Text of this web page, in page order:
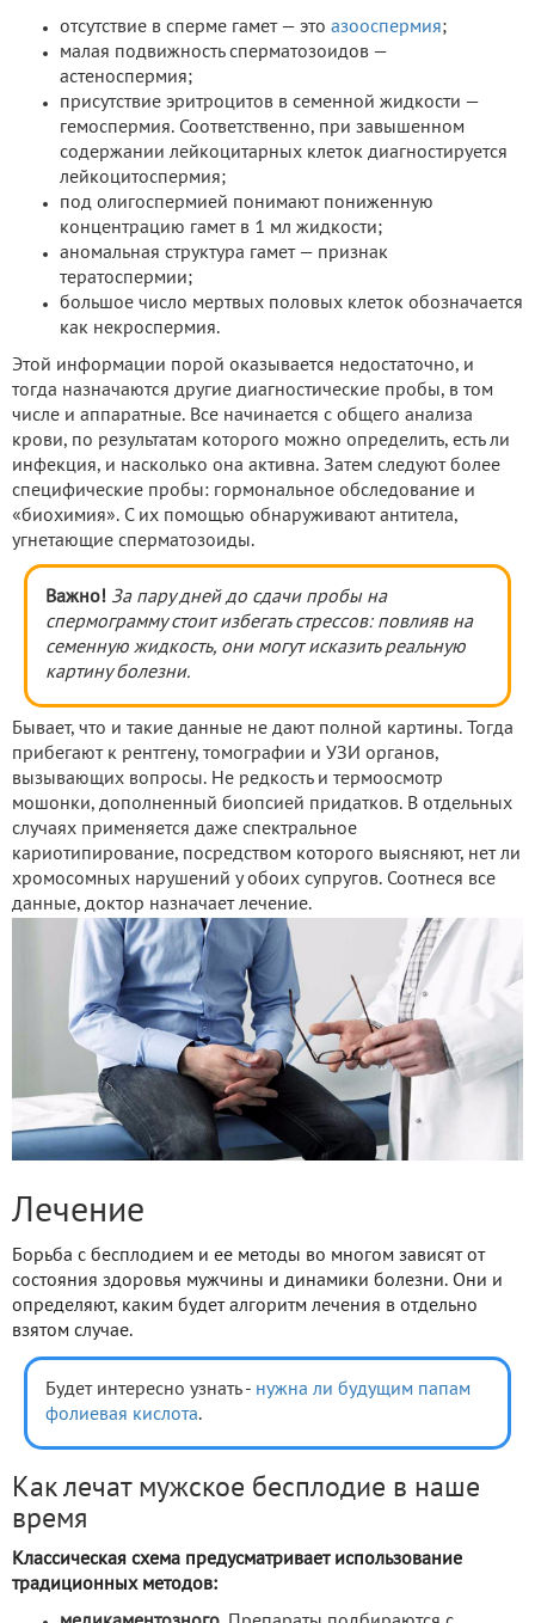
отсутствие в сперме гамет — это азооспермия;
малая подвижность сперматозоидов —
астеноспермия;
присутствие эритроцитов в семенной жидкости —
гемоспермия. Соответственно, при завышенном
содержании лейкоцитарных клеток диагностируется
лейкоцитоспермия;
под олигоспермией понимают пониженную
концентрацию гамет в 1 мл жидкости;
аномальная структура гамет — признак
тератоспермии;
большое число мертвых половых клеток обозначается
как некроспермия.
Этой информации порой оказывается недостаточно, и
тогда назначаются другие диагностические пробы, в том
числе и аппаратные. Все начинается с общего анализа
крови, по результатам которого можно определить, есть ли
инфекция, и насколько она активна. Затем следуют более
специфические пробы: гормональное обследование и
«биохимия». С их помощью обнаруживают антитела,
угнетающие сперматозоиды.
Важно! За пару дней до сдачи пробы на
спермограмму стоит избегать стрессов: повлияв на
семенную жидкость, они могут исказить реальную
картину болезни.
Бывает, что и такие данные не дают полной картины. Тогда
прибегают к рентгену, томографии и УЗИ органов,
вызывающих вопросы. Не редкость и термоосмотр
мошонки, дополненный биопсией придатков. В отдельных
случаях применяется даже спектральное
кариотипирование, посредством которого выясняют, нет ли
хромосомных нарушений у обоих супругов. Соотнеся все
данные, доктор назначает лечение.
Лечение
Борьба с бесплодием и ее методы во многом зависят от
состояния здоровья мужчины и динамики болезни. Они и
определяют, каким будет алгоритм лечения в отдельно
взятом случае.
Будет интересно узнать - нужна ли будущим папам
фолиевая кислота.
Как лечат мужское бесплодие в наше
время
Классическая схема предусматривает использование
традиционных методов: